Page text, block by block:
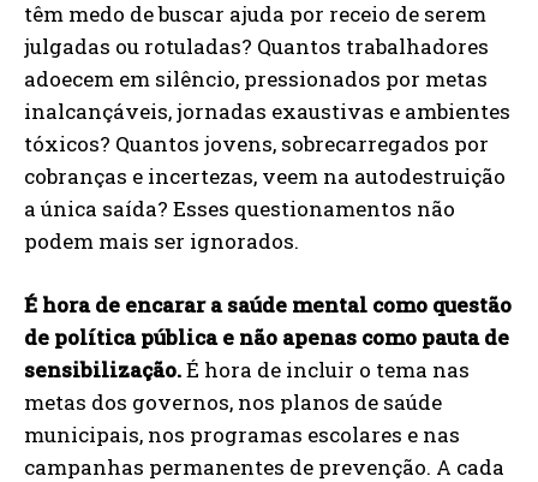
têm medo de buscar ajuda por receio de serem
julgadas ou rotuladas? Quantos trabalhadores
adoecem em silêncio, pressionados por metas
inalcançáveis, jornadas exaustivas e ambientes
tóxicos? Quantos jovens, sobrecarregados por
cobranças e incertezas, veem na autodestruição
a única saída? Esses questionamentos não
podem mais ser ignorados.
É hora de encarar a saúde mental como questão
de política pública e não apenas como pauta de
sensibilização.É hora de incluir o tema nas
metas dos governos, nos planos de saúde
municipais, nos programas escolares e nas
campanhas permanentes de prevenção. A cada